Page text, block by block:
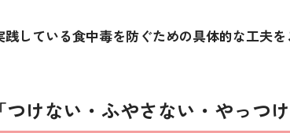
している食中毒を防ぐための具体的な工夫を
けない・ふやさない・やっつけ